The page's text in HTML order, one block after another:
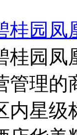
桂园凤
桂园凤
管理的
内星级